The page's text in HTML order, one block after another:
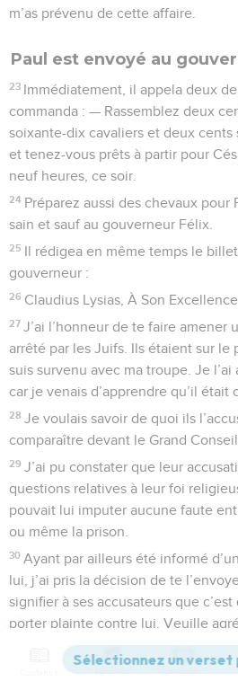
m’as prévenu de cette affaire.
Paul est envoyé au
23 Immédiatement, il appela deux
commanda : — Rassemblez deux
soixante-dix cavaliers et deux cents
et tenez-vous prêts à partir pour
neuf heures, ce soir.
24 Préparez aussi des chevaux pour
sain et sauf au gouverneur Félix.
25 Il rédigea en même temps le
gouverneur :
26 Claudius Lysias, À Son
27 J’ai l’honneur de te faire amener
arrêté par les Juifs. Ils étaient sur
suis survenu avec ma troupe. Je l’ai
car je venais d’apprendre qu’il était
28 Je voulais savoir de quoi ils
comparaître devant le Grand Conseil.
29 J’ai pu constater que leur
questions relatives à leur foi
pouvait lui imputer aucune faute
ou même la prison.
30 Ayant par ailleurs été informé
lui, j’ai pris la décision de te
signifier à ses accusateurs que
porter plainte contre lui. Veuille
salutations respectueuses.
Conformément aux ordres reçus,
Versions Commentaires